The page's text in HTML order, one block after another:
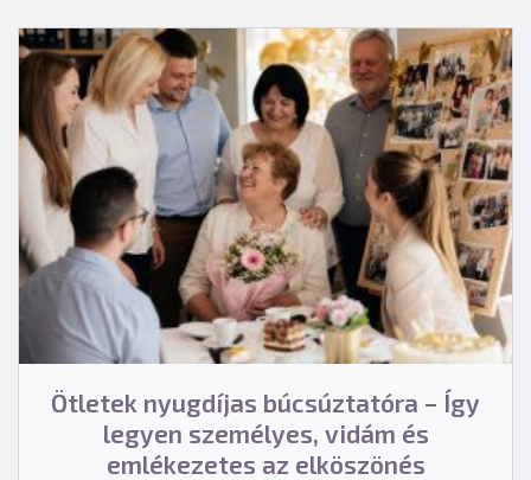
Ötletek nyugdíjas búcsúztatóra – Így
legyen személyes, vidám és
emlékezetes az elköszönés